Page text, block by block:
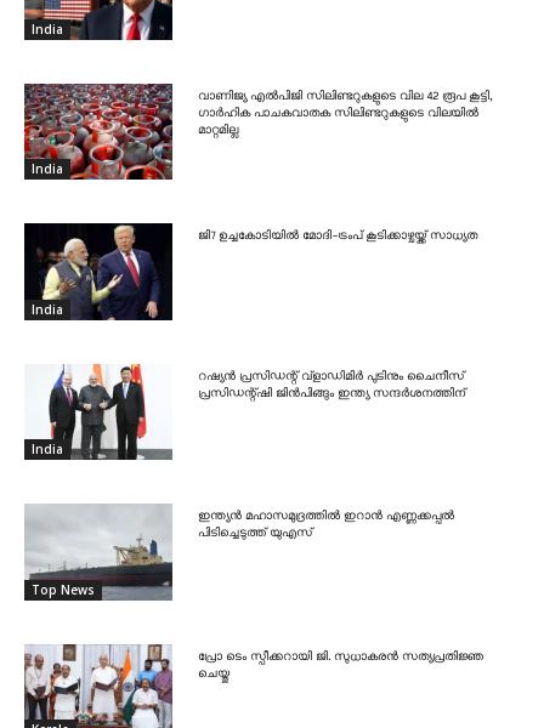
India
India
വാണിജ്യ എൽപിജി സിലിണ്ടറുകളുടെ വില 42 രൂപ കൂട്ടി,
ഗാർഹിക പാചകവാതക സിലിണ്ടറുകളുടെ വിലയിൽ
മാറ്റമില്ല
India
ജി7 ഉച്ചകോടിയിൽ മോദി-ട്രംപ് കൂടിക്കാഴ്ചയ്ക്ക് സാധ്യത
India
റഷ്യൻ പ്രസിഡന്റ് വ്‌ളാഡിമിർ പുടിനും ചൈനീസ്
പ്രസിഡന്റ്ഷി ജിൻപിങ്ങും ഇന്ത്യ സന്ദർശനത്തിന്
Top News
ഇന്ത്യൻ മഹാസമുദ്രത്തിൽ ഇറാൻ എണ്ണക്കപ്പൽ
പിടിച്ചെടുത്ത് യുഎസ്
പ്രോ ടെം സ്പീക്കറായി ജി. സുധാകരൻ സത്യപ്രതിജ്ഞ
ചെയ്തു